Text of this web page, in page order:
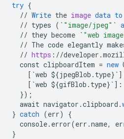
try {
// Write the image data to
// types ( ` "image/jpeg" `
// they become ` "web
// The code elegantly
// https : //developer .
const clipboardItem = new
[ `web ${jpegBlob.type}` ]
[ `web ${gifBlob.type}` ] :
});
await navigator .clipboard .
} catch (err)
{
console. error(err .name,
}